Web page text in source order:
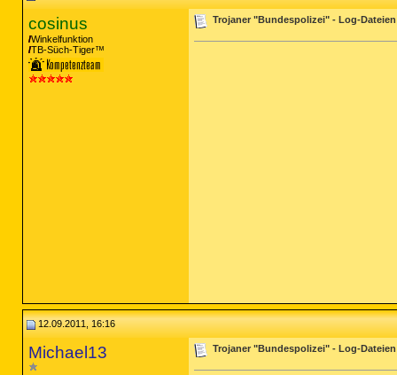
cosinus
Winkelfunktion
TB-Süch-Tiger™
Trojaner "Bundespolizei" - Log-
12.09.2011, 16:16
Michael13 Trojaner "Bundespolizei" - Log-